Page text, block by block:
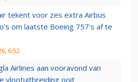
tekent voor zes extra Airbus
om laatste Boeing 757's af te
6:52
Airlines aan vooravond van
vlootuitbreiding ooit